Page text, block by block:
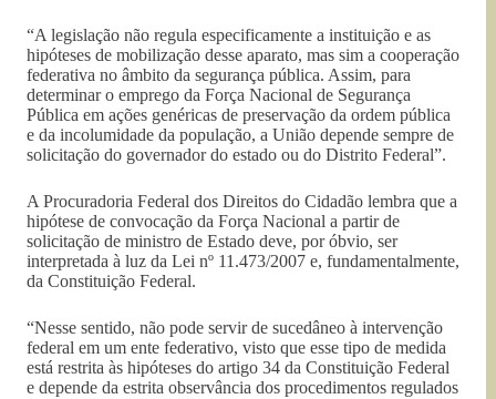
“A legislação não regula especificamente a instituição e as
hipóteses de mobilização desse aparato, mas sim a cooperação
federativa no âmbito da segurança pública. Assim, para
determinar o emprego da Força Nacional de Segurança
Pública em ações genéricas de preservação da ordem pública
e da incolumidade da população, a União depende sempre de
solicitação do governador do estado ou do Distrito Federal”.
A Procuradoria Federal dos Direitos do Cidadão lembra que a
hipótese de convocação da Força Nacional a partir de
solicitação de ministro de Estado deve, por óbvio, ser
interpretada à luz da Lei nº 11.473/2007 e, fundamentalmente,
da Constituição Federal.
“Nesse sentido, não pode servir de sucedâneo à intervenção
federal em um ente federativo, visto que esse tipo de medida
está restrita às hipóteses do artigo 34 da Constituição Federal
e depende da estrita observância dos procedimentos regulados